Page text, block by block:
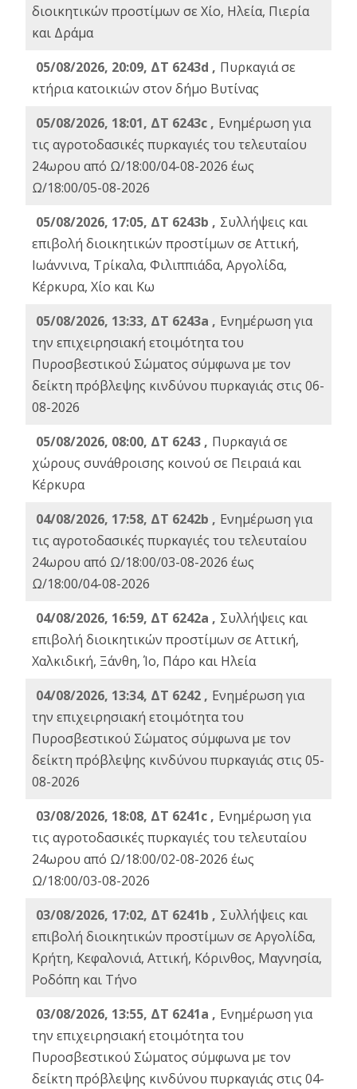
διοικητικών προστίμων σε Χίο, Ηλεία, Πιερία
και Δράμα
05/08/2026, 20:09, ΔΤ 6243d , Πυρκαγιά σε
κτήρια κατοικιών στον δήμο Βυτίνας
05/08/2026, 18:01, ΔΤ 6243c , Ενημέρωση για
τις αγροτοδασικές πυρκαγιές του τελευταίου
24ωρου από Ω/18:00/04-08-2026 έως
Ω/18:00/05-08-2026
05/08/2026, 17:05, ΔΤ 6243b , Συλλήψεις και
επιβολή διοικητικών προστίμων σε Αττική,
Ιωάννινα, Τρίκαλα, Φιλιππιάδα, Αργολίδα,
Κέρκυρα, Χίο και Κω
05/08/2026, 13:33, ΔΤ 6243a , Ενημέρωση για
την επιχειρησιακή ετοιμότητα του
Πυροσβεστικού Σώματος σύμφωνα με τον
δείκτη πρόβλεψης κινδύνου πυρκαγιάς στις 06-
08-2026
05/08/2026, 08:00, ΔΤ 6243 , Πυρκαγιά σε
χώρους συνάθροισης κοινού σε Πειραιά και
Κέρκυρα
04/08/2026, 17:58, ΔΤ 6242b , Ενημέρωση για
τις αγροτοδασικές πυρκαγιές του τελευταίου
24ωρου από Ω/18:00/03-08-2026 έως
Ω/18:00/04-08-2026
04/08/2026, 16:59, ΔΤ 6242a , Συλλήψεις και
επιβολή διοικητικών προστίμων σε Αττική,
Χαλκιδική, Ξάνθη, Ίο, Πάρο και Ηλεία
04/08/2026, 13:34, ΔΤ 6242 , Ενημέρωση για
την επιχειρησιακή ετοιμότητα του
Πυροσβεστικού Σώματος σύμφωνα με τον
δείκτη πρόβλεψης κινδύνου πυρκαγιάς στις 05-
08-2026
03/08/2026, 18:08, ΔΤ 6241c , Ενημέρωση για
τις αγροτοδασικές πυρκαγιές του τελευταίου
24ωρου από Ω/18:00/02-08-2026 έως
Ω/18:00/03-08-2026
03/08/2026, 17:02, ΔΤ 6241b , Συλλήψεις και
επιβολή διοικητικών προστίμων σε Αργολίδα,
Κρήτη, Κεφαλονιά, Αττική, Κόρινθος, Μαγνησία,
Ροδόπη και Τήνο
03/08/2026, 13:55, ΔΤ 6241a , Ενημέρωση για
την επιχειρησιακή ετοιμότητα του
Πυροσβεστικού Σώματος σύμφωνα με τον
δείκτη πρόβλεψης κινδύνου πυρκαγιάς στις 04-